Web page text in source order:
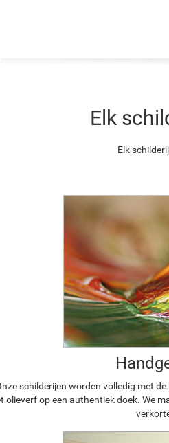
Elk
Elk
schilderijen worden volledig met
olieverf op een authentiek doek. We